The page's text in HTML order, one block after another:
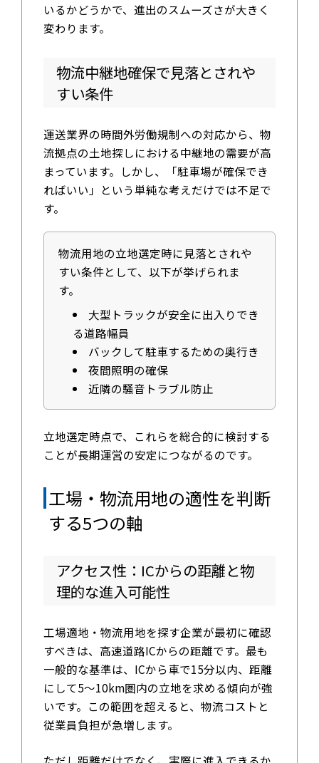
いるかどうかで、進出のスムーズさが大きく
変わります。
物流中継地確保で見落とされや
すい条件
運送業界の時間外労働規制への対応から、物
流拠点の土地探しにおける中継地の需要が高
まっています。しかし、「駐車場が確保でき
ればいい」という単純な考えだけでは不足で
す。
物流用地の立地選定時に見落とされや
すい条件として、以下が挙げられま
す。
大型トラックが安全に出入りでき
る道路幅員
バックして駐車するための奥行き
夜間照明の確保
近隣の騒音トラブル防止
立地選定時点で、これらを総合的に検討する
ことが長期運営の安定につながるのです。
工場・物流用地の適性を判断
する5つの軸
アクセス性：ICからの距離と物
理的な進入可能性
工場適地・物流用地を探す企業が最初に確認
すべきは、高速道路ICからの距離です。最も
一般的な基準は、ICから車で15分以内、距離
にして5〜10km圏内の立地を求める傾向が強
いです。この範囲を超えると、物流コストと
従業員負担が急増します。